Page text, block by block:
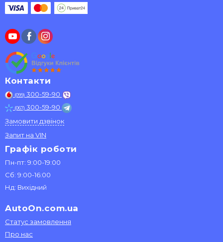
Контакти
(099) 300-59-90
(067) 300-59-90
Замовити дзвінок
Запит на VIN
Графік роботи
Пн-пт: 9:00-19:00
Сб: 9:00-16:00
Нд: Вихідний
AutoOn.com.ua
Статус замовлення
Про нас